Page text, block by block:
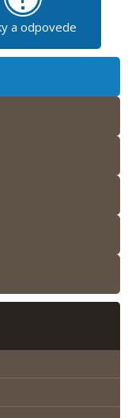
a odpovede